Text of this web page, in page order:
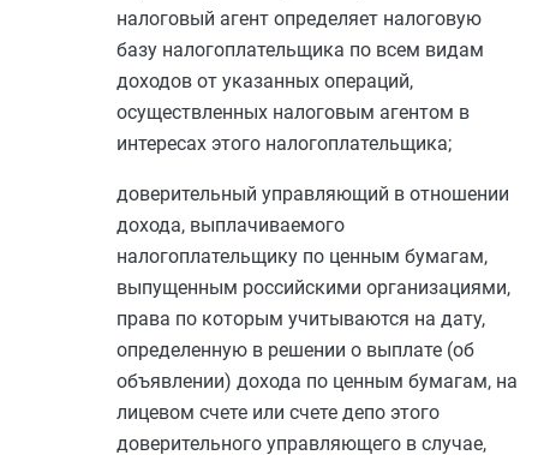
налоговый агент определяет налоговую
базу налогоплательщика по всем видам
доходов от указанных операций,
осуществленных налоговым агентом в
интересах этого налогоплательщика;
доверительный управляющий в отношении
дохода, выплачиваемого
налогоплательщику по ценным бумагам,
выпущенным российскими организациями,
права по которым учитываются на дату,
определенную в решении о выплате (об
объявлении) дохода по ценным бумагам, на
лицевом счете или счете депо этого
доверительного управляющего в случае,